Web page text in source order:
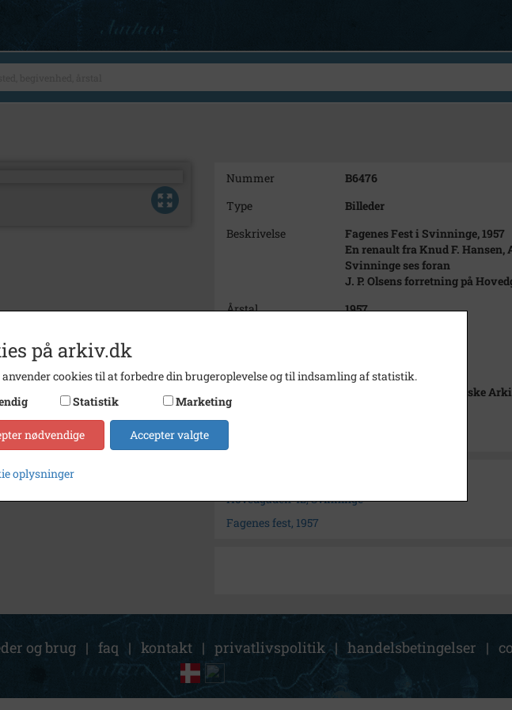
Nummer
B6476
Type
Billeder
Beskrivelse
Fagenes Fest i Svinninge, 1957
En renault fra Knud F. Hansen,
Svinninge ses foran
J. P. Olsens forretning på
Årstal
1957
Svinninge Lokalhistoriske
Hovedgaden 42, Svinninge
Fagenes fest, 1957
og brug | faq | kontakt | privatlivspolitik | handelsbetingelser |
på arkiv.dk
cookies til at forbedre din brugeroplevelse og til indsamling af statistik.
Statistik Marketing
nødvendige Accepter valgte
oplysninger